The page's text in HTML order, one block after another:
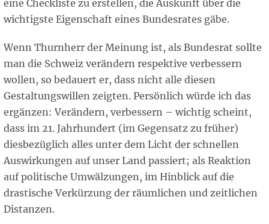
eine Checkliste zu erstellen, die Auskunft über die
wichtigste Eigenschaft eines Bundesrates gäbe.
Wenn Thurnherr der Meinung ist, als Bundesrat sollte
man die Schweiz verändern respektive verbessern
wollen, so bedauert er, dass nicht alle diesen
Gestaltungswillen zeigten. Persönlich würde ich das
ergänzen: Verändern, verbessern – wichtig scheint,
dass im 21. Jahrhundert (im Gegensatz zu früher)
diesbezüglich alles unter dem Licht der schnellen
Auswirkungen auf unser Land passiert; als Reaktion
auf politische Umwälzungen, im Hinblick auf die
drastische Verkürzung der räumlichen und zeitlichen
Distanzen.